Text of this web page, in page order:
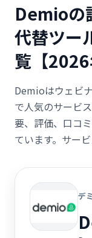
Demioの
代替ツー
覧【2026
Demioはウェビ
で人気のサービ
要、評価、口コ
ています。サー
デ